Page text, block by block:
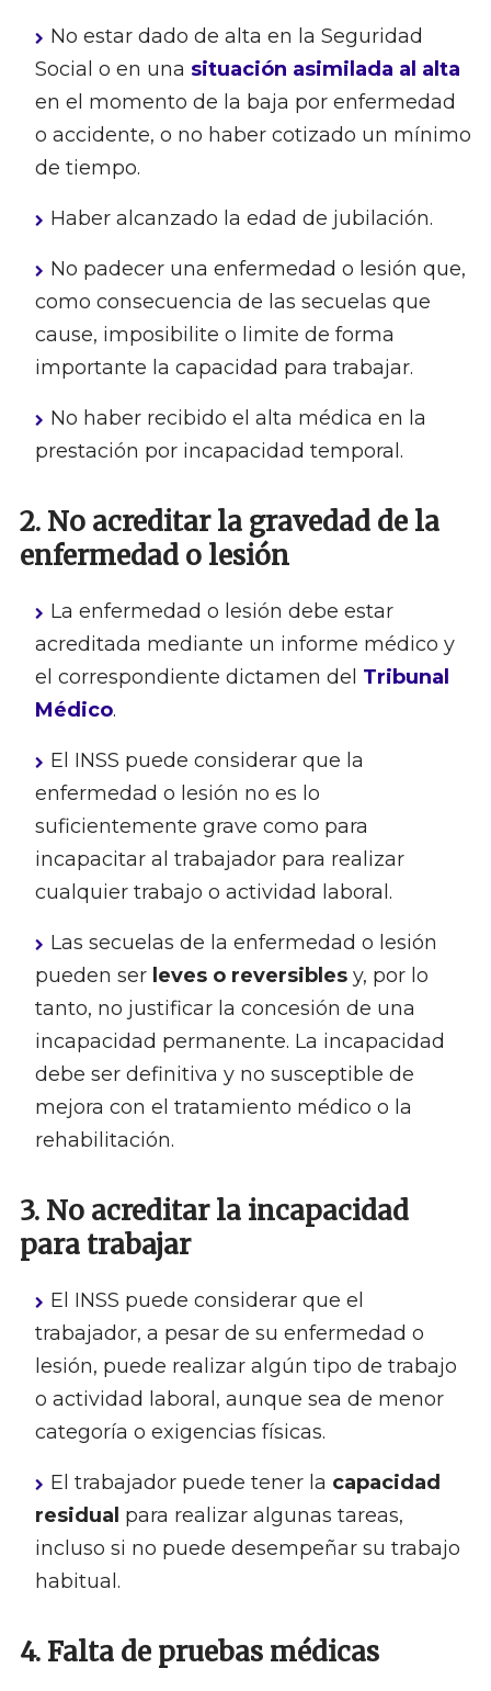
No estar dado de alta en la Seguridad
Social o en una situación asimilada al alta
en el momento de la baja por enfermedad
o accidente, o no haber cotizado un mínimo
de tiempo.
Haber alcanzado la edad de jubilación.
No padecer una enfermedad o lesión que,
como consecuencia de las secuelas que
cause, imposibilite o limite de forma
importante la capacidad para trabajar.
No haber recibido el alta médica en la
prestación por incapacidad temporal.
2. No acreditar la gravedad de la
enfermedad o lesión
La enfermedad o lesión debe estar
acreditada mediante un informe médico y
el correspondiente dictamen del Tribunal
Médico.
El INSS puede considerar que la
enfermedad o lesión no es lo
suficientemente grave como para
incapacitar al trabajador para realizar
cualquier trabajo o actividad laboral.
Las secuelas de la enfermedad o lesión
pueden ser leves o reversibles y, por lo
tanto, no justificar la concesión de una
incapacidad permanente. La incapacidad
debe ser definitiva y no susceptible de
mejora con el tratamiento médico o la
rehabilitación.
3. No acreditar la incapacidad
para trabajar
El INSS puede considerar que el
trabajador, a pesar de su enfermedad o
lesión, puede realizar algún tipo de trabajo
o actividad laboral, aunque sea de menor
categoría o exigencias físicas.
El trabajador puede tener la capacidad
residual para realizar algunas tareas,
incluso si no puede desempeñar su trabajo
habitual.
4. Falta de pruebas médicas